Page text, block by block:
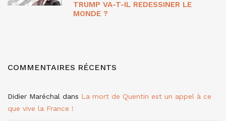
TRUMP VA-T-IL REDESSINER LE
MONDE ?
COMMENTAIRES RÉCENTS
Didier Maréchal dans La mort de Quentin est un appel à ce
que vive la France !